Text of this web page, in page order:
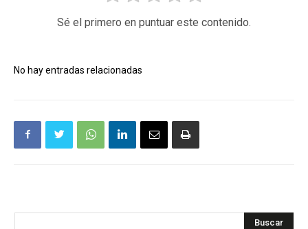
Sé el primero en puntuar este contenido.
No hay entradas relacionadas
Buscar